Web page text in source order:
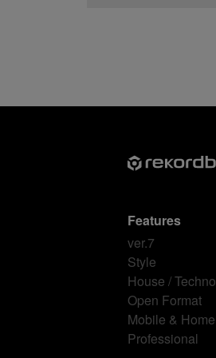
Features
ver.7
Style
House / Techno
Open Format
Mobile & Home
Professional